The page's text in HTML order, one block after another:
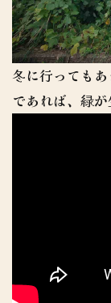
冬に行っても
であれば、緑